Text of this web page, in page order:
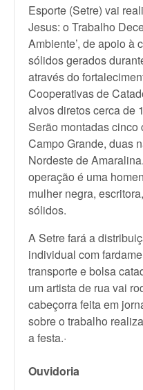
Esporte (Setre) vai
Jesus: o Trabalho
Ambiente’, de apoio à
sólidos gerados
através do
Cooperativas de
alvos diretos cerca de
Serão montadas cinco
Campo Grande, duas
Nordeste de
operação é uma
mulher negra,
sólidos.
A Setre fará a
individual com
transporte e bolsa
um artista de rua vai
cabeçorra feita em
sobre o trabalho
a festa.·
Ouvidoria